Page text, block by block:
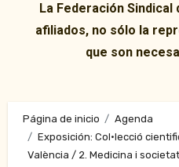
La Federación
afiliados, no sólo la
que son
Página de inicio
Agenda
Exposición: Col•lecció
València / 2. Medicina i societat